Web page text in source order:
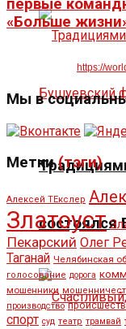
состоялся
первые
«Больше
https://
Мы в
Метки(тэги)
Алексей ТЕкслер
Златоуст
Пекарский Олег
Таганай Челябинская
голосование дорога
мошенники
производство
спорт суд театр трамвай